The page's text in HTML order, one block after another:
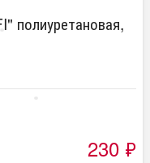
полиуретановая,
230 ₽